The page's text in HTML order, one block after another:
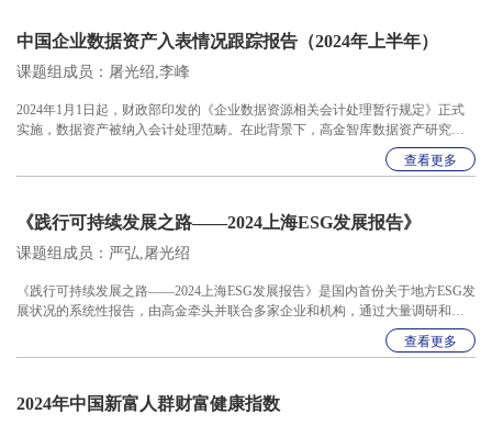
中国企业数据资产入表情况跟踪报告（2024年上半年）
课题组成员：屠光绍,李峰
2024年1月1日起，财政部印发的《企业数据资源相关会计处理暂行规定》正式
实施，数据资产被纳入会计处理范畴。在此背景下，高金智库数据资产研究课
题组发布《中国企业数据资产入表情况跟踪报告》系列报告，全面梳理、分析
中国企业入表实践进展，本次发布的《报告》为本系列跟踪报告的第二期。与
券、圆通速递等较高市值企业也开始加快数据资产入表的行列。非上市公司在
数据资源入表方面从一季度的踊
查看更多
《践行可持续发展之路——2024上海ESG发展报告》
课题组成员：严弘,屠光绍
《践行可持续发展之路——2024上海ESG发展报告》是国内首份关于地方ESG发
展状况的系统性报告，由高金牵头并联合多家企业和机构，通过大量调研和系
统梳理，结合最新的政策、数据和案例编撰完成。报告工作组由高金首任理事
长屠光绍和高金金融学讲席教授、可持续投资研究中心主任严弘牵头。 报告系
中取得的成就与面临的挑战，并探索了ESG未来前进的方向与策略，为全国乃
至全球可持续发展贡献了“上海智慧”和“上海方案”。
查看更多
2024年中国新富人群财富健康指数